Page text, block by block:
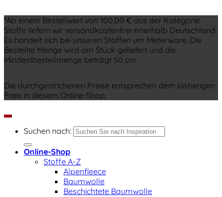
*Ab einem Bestellwert von 100,00 € aus der Kategorie
Stoffe liefern wir versandkostenfrei innerhalb Deutschland.
Es handelt sich bei unseren Stoffen um Meterware. Die
Bestellte Menge wird am Stück geliefert und die
Mindestbestellmenge beträgt 50 cm.
Die durchgestrichenen Preise entsprechen dem bisherigen
Preis in diesem Online-Shop.
Suchen nach:
Online-Shop
Stoffe A-Z
Alpenfleece
Baumwolle
Beschichtete Baumwolle